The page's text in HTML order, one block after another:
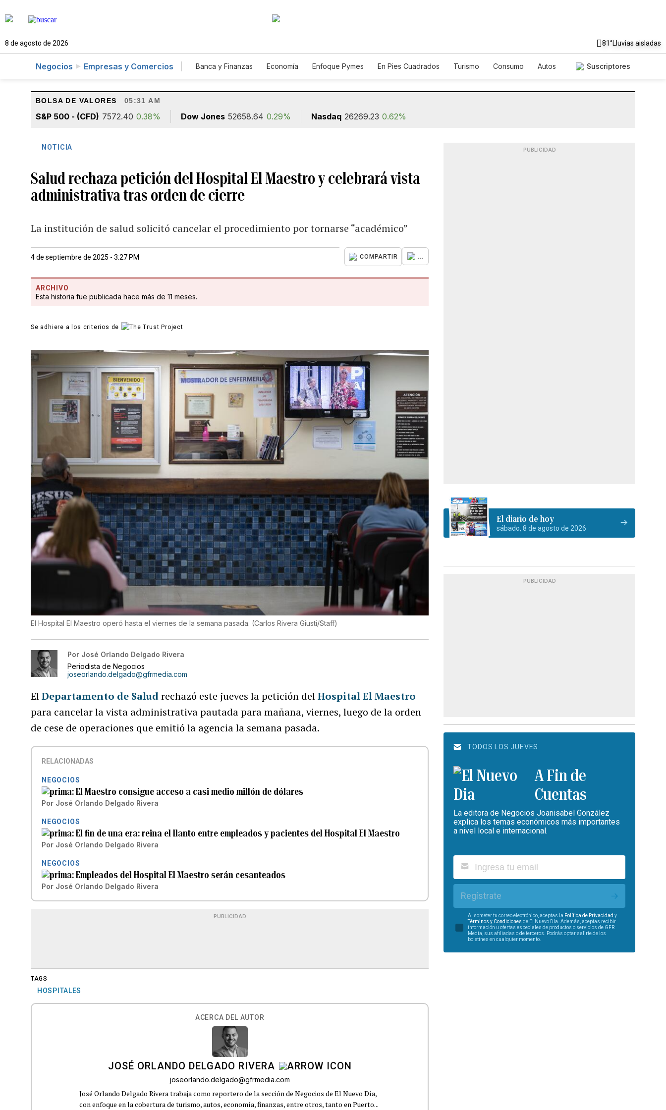
8 de agosto de 2026 81°Lluvias aisladas
Negocios Empresas y Comercios Banca y Finanzas Economía Enfoque Pymes En Pies Cuadrados Turismo Consumo
Autos
Suscriptores
BOLSA DE VALORES 05:31 AM
S&P 500 - (CFD) 7572.40 0.38% Dow Jones 52658.64 0.29% Nasdaq 26269.23 0.62%
NOTICIA
Salud rechaza petición del Hospital El Maestro y celebrará vista
administrativa tras orden de cierre
La institución de salud solicitó cancelar el procedimiento por tornarse “académico”
4 de septiembre de 2025 - 3:27 PM COMPARTIR ...
ARCHIVO
Esta historia fue publicada hace más de 11 meses.
Se adhiere a los criterios de
El Hospital El Maestro operó hasta el viernes de la semana pasada. (Carlos Rivera Giusti/Staff)
Por José Orlando Delgado Rivera
Periodista de Negocios
joseorlando.delgado@gfrmedia.com
ElDepartamento de Saludrechazó este jueves la petición delHospital El Maestro
para cancelar la vista administrativa pautada para mañana, viernes, luego de la orden
de cese de operaciones que emitió la agencia la semana pasada.
RELACIONADAS
NEGOCIOS
El Maestro consigue acceso a casi medio millón de dólares
Por José Orlando Delgado Rivera
NEGOCIOS
El fin de una era: reina el llanto entre empleados y pacientes del Hospital El Maestro
Por José Orlando Delgado Rivera
NEGOCIOS
Empleados del Hospital El Maestro serán cesanteados
Por José Orlando Delgado Rivera
PUBLICIDAD
TAGS
HOSPITALES
ACERCA DEL AUTOR
JOSÉ ORLANDO DELGADO RIVERA
joseorlando.delgado@gfrmedia.com
José Orlando Delgado Rivera trabaja como reportero de la sección de Negocios de El Nuevo Día,
con enfoque en la cobertura de turismo, autos, economía, finanzas, entre otros, tanto en Puerto...
PUBLICIDAD
El diario de hoy
sábado, 8 de agosto de 2026
PUBLICIDAD
TODOS LOS JUEVES
A Fin de
Cuentas
La editora de Negocios Joanisabel González
explica los temas económicos más importantes
a nivel local e internacional.
Regístrate
Al someter tu correo electrónico, aceptas la Política de Privacidad y
Términos y Condiciones de El Nuevo Día. Además, aceptas recibir
información u ofertas especiales de productos o servicios de GFR
Media, sus afiliadas o de terceros. Podrás optar salirte de los
boletines en cualquier momento.